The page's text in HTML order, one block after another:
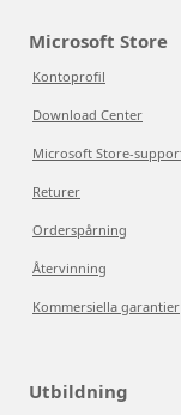
Microsoft Store
Kontoprofil
Download Center
Microsoft Store-
Returer
Orderspårning
Återvinning
Kommersiella garantier
Utbildning